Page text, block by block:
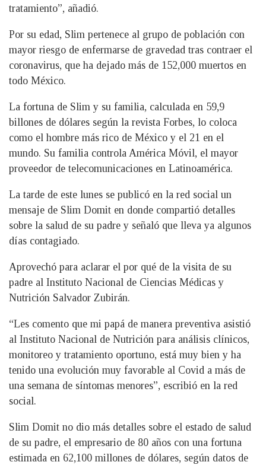
tratamiento”, añadió.
Por su edad, Slim pertenece al grupo de población con
mayor riesgo de enfermarse de gravedad tras contraer el
coronavirus, que ha dejado más de 152,000 muertos en
todo México.
La fortuna de Slim y su familia, calculada en 59,9
billones de dólares según la revista Forbes, lo coloca
como el hombre más rico de México y el 21 en el
mundo. Su familia controla América Móvil, el mayor
proveedor de telecomunicaciones en Latinoamérica.
La tarde de este lunes se publicó en la red social un
mensaje de Slim Domit en donde compartió detalles
sobre la salud de su padre y señaló que lleva ya algunos
días contagiado.
Aprovechó para aclarar el por qué de la visita de su
padre al Instituto Nacional de Ciencias Médicas y
Nutrición Salvador Zubirán.
“Les comento que mi papá de manera preventiva asistió
al Instituto Nacional de Nutrición para análisis clínicos,
monitoreo y tratamiento oportuno, está muy bien y ha
tenido una evolución muy favorable al Covid a más de
una semana de síntomas menores”, escribió en la red
social.
Slim Domit no dio más detalles sobre el estado de salud
de su padre, el empresario de 80 años con una fortuna
estimada en 62,100 millones de dólares, según datos de